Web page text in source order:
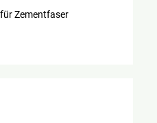
Zementfaser